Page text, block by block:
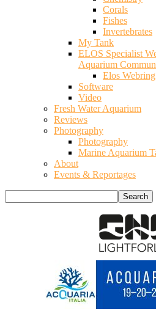
Corals
Fishes
Invertebrates
My Tank
ELOS Specialist
Aquarium
Elos Webring
Software
Video
Fresh Water Aquarium
Reviews
Photography
Photography
Marine Aquarium
About
Events & Reportages